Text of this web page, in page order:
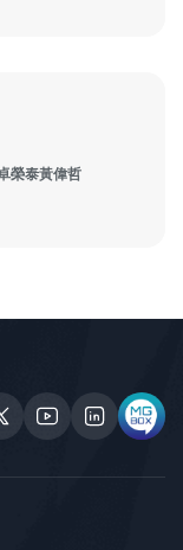
榮泰黃偉哲